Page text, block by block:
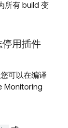
所有 build 变
用插件
可以在编译
Monitoring